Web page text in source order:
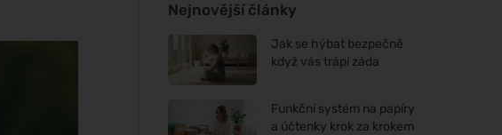
Nejnovější články
Jak se hýbat bezpečně
když vás trápí záda
Funkční systém na papíry
a účtenky krok za krokem